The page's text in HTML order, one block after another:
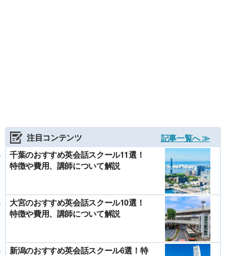
注目コンテンツ
記事一覧へ ≫
千葉のおすすめ英会話スクール11選！
特徴や費用、講師について解説
大宮のおすすめ英会話スクール10選！
特徴や費用、講師について解説
新潟のおすすめ英会話スクール6選！特